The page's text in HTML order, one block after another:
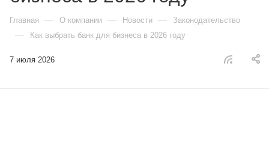
Главная — О компании — Новости — Законодательство
— Как выбрать банк для бизнеса в 2026 году
7 июля 2026